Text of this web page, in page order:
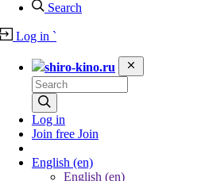
Search
Log in `
shiro-kino.ru
Log in
Join free Join
English (en)
English (en)